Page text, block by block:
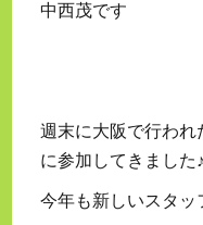
中西茂です
週末に大阪で行われ
に参加してきました♪
今年も新しいスタッ